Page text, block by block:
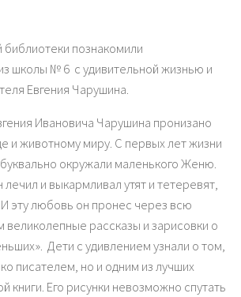
библиотеки познакомили
школы № 6 с удивительной жизнью и
Евгения Чарушина.
Ивановича Чарушина пронизано
и животному миру. С первых лет жизни
окружали маленького Женю.
и выкармливал утят и тетеревят,
И эту любовь он пронес через всю
великолепные рассказы и зарисовки о
Дети с удивлением узнали о том,
писателем, но и одним из лучших
книги. Его рисунки невозможно спутать